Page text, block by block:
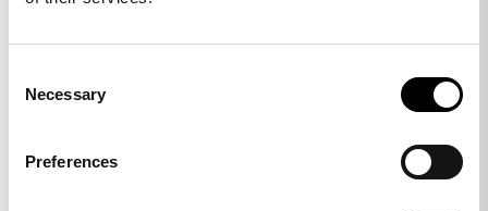
Selection
Necessary
Preferences